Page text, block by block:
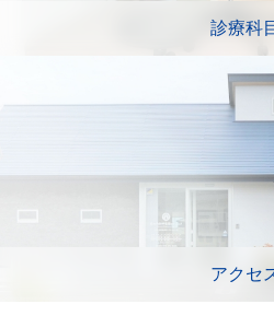
診療科
アクセ